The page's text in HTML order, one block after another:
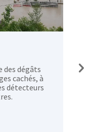
des dégâts
cachés, à
détecteurs